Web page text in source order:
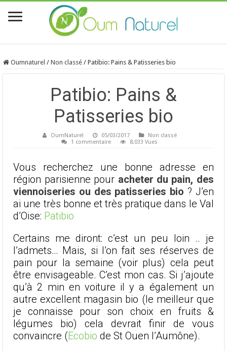
Oumnaturel / Non classé / Patibio: Pains & Patisseries bio
Patibio: Pains &
Patisseries bio
OumNaturel 05/03/2017
Non classé
1 commentaire
8,033 Vues
Vous recherchez une bonne adresse en
région parisienne pour acheter du pain, des
viennoiseries ou des patisseries bio ? J’en
ai une très bonne et très pratique dans le Val
d’Oise: Patibio
Certains me diront: c’est un peu loin .. je
l’admets… Mais, si l’on fait ses réserves de
pain pour la semaine (voir plus) cela peut
être envisageable. C’est mon cas. Si j’ajoute
qu’à 2 min en voiture il y a également un
autre excellent magasin bio (le meilleur que
je connaisse pour son choix en fruits &
légumes bio) cela devrait finir de vous
convaincre (Ecobio de St Ouen l’Aumône).